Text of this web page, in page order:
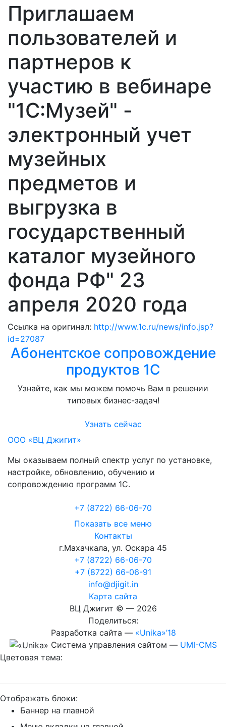
Приглашаем
пользователей и
партнеров к
участию в вебинаре
"1С:Музей" -
электронный учет
музейных
предметов и
выгрузка в
государственный
каталог музейного
фонда РФ" 23
апреля 2020 года
Ссылка на оригинал: http://www.1c.ru/news/info.jsp?
id=27087
Абонентское сопровождение
продуктов 1C
Узнайте, как мы можем помочь Вам в решении
типовых бизнес-задач!
Узнать сейчас
ООО «ВЦ Джигит»
Мы оказываем полный спектр услуг по установке,
настройке, обновлению, обучению и
сопровождению программ 1С.
+7 (8722) 66-06-70
Показать все меню
Контакты
г.Махачкала, ул. Оскара 45
+7 (8722) 66-06-70
+7 (8722) 66-06-91
info@djigit.in
Карта сайта
ВЦ Джигит © — 2026
Поделиться:
Разработка сайта — «Unika»’18
Система управления сайтом — UMI-CMS
Цветовая тема:
Отображать блоки:
Баннер на главной